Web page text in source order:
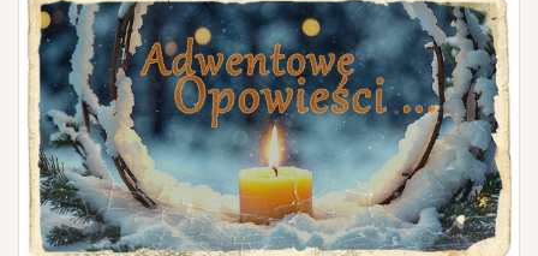
Maryi.